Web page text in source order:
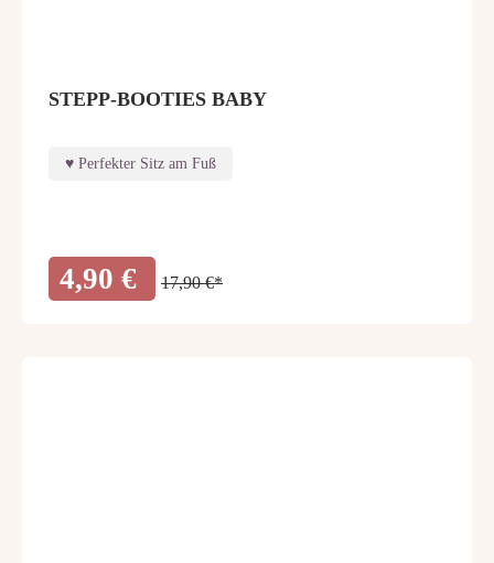
STEPP-BOOTIES BABY
Perfekter Sitz am Fuß
4,90 € 17,90 €*